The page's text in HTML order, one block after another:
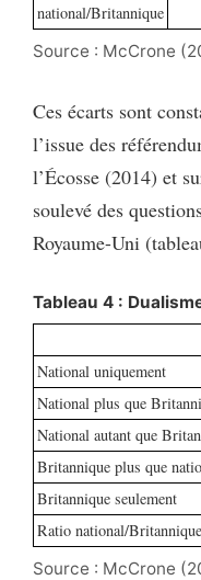
national/Britannique
Source : McCrone
Ces écarts sont
l’issue des
l’Écosse (2014) et
soulevé des
Royaume-Uni
Tableau 4 :
National uniquement
National plus que
National autant que
Britannique plus que
Britannique seulement
Ratio national/Britannique
Source : McCrone